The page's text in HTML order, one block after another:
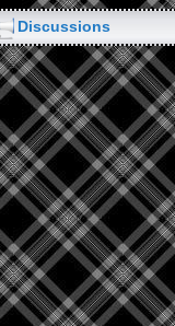
Discussions